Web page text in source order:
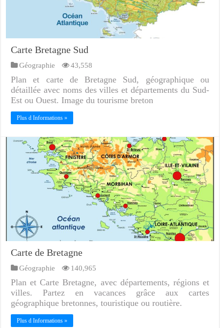
Carte Bretagne Sud
Géographie 43,558
Plan et carte de Bretagne Sud, géographique ou
détaillée avec noms des villes et départements du Sud-
Est ou Ouest. Image du tourisme breton
Plus d Informations »
Carte de Bretagne
Géographie 140,965
Plan et Carte Bretagne, avec départements, régions et
villes. Partez en vacances grâce aux cartes
géographique bretonnes, touristique ou routière.
Plus d Informations »